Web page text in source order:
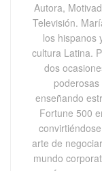
Autora,
Televisión.
los hispanos
cultura Latina.
dos
enseñando
Fortune 500
arte de
mundo